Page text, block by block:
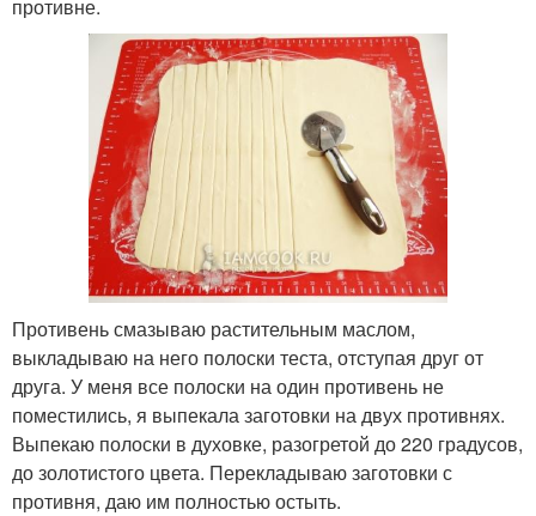
противне.
Противень смазываю растительным маслом,
выкладываю на него полоски теста, отступая друг от
друга. У меня все полоски на один противень не
поместились, я выпекала заготовки на двух противнях.
Выпекаю полоски в духовке, разогретой до 220 градусов,
до золотистого цвета. Перекладываю заготовки с
противня, даю им полностью остыть.